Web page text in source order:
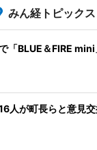
みん経トピックス
「BLUE＆FIRE
16人が町長らと意見